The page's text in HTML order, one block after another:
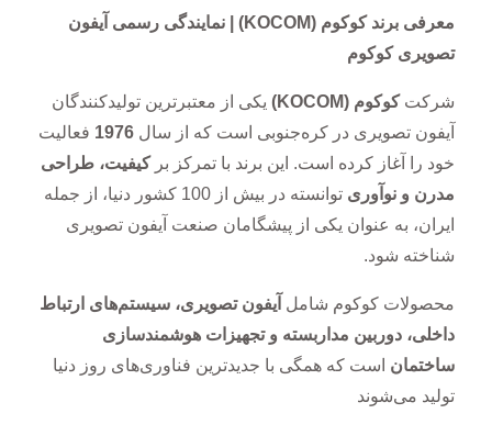
معرفی برند کوکوم
(KOCOM) | نمایندگی رسمی آیفون
تصویری کوکوم
شرکتکوکوم (KOCOM)
یکی از معتبرترین تولیدکنندگان
آیفون تصویری در کره‌جنوبی است که از سال 1976 فعالیت
خود را آغاز کرده است. این برند با تمرکز برکیفیت، طراحی
مدرن و نوآوری
توانسته در بیش از 100 کشور دنیا، از جمله
ایران، به عنوان یکی از پیشگامان صنعت آیفون تصویری
شناخته شود.
محصولات کوکوم شامل آیفون تصویری، سیستم‌های ارتباط
داخلی، دوربین مداربسته و تجهیزات هوشمندسازی
ساختمان است که همگی با جدیدترین فناوری‌های روز دنیا
تولید می‌شوند